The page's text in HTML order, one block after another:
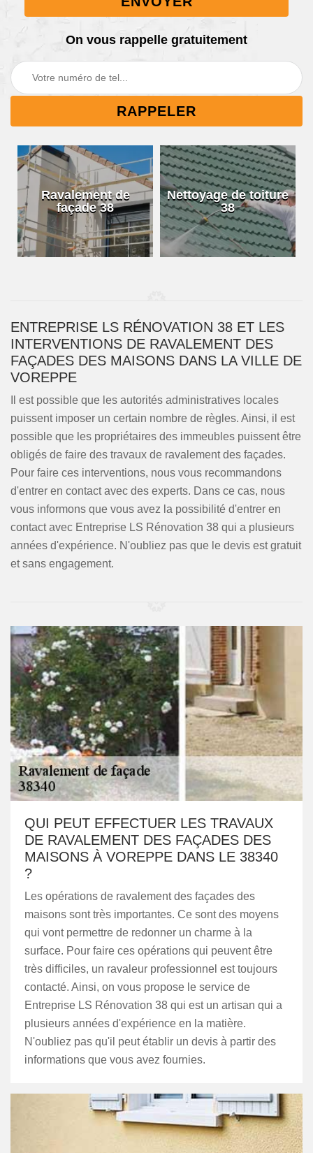
On vous rappelle gratuitement
Ravalement de
façade 38
Nettoyage de toiture
38
ENTREPRISE LS RÉNOVATION 38 ET LES
INTERVENTIONS DE RAVALEMENT DES
FAÇADES DES MAISONS DANS LA VILLE DE
VOREPPE
Il est possible que les autorités administratives locales
puissent imposer un certain nombre de règles. Ainsi, il est
possible que les propriétaires des immeubles puissent être
obligés de faire des travaux de ravalement des façades.
Pour faire ces interventions, nous vous recommandons
d'entrer en contact avec des experts. Dans ce cas, nous
vous informons que vous avez la possibilité d'entrer en
contact avec Entreprise LS Rénovation 38 qui a plusieurs
années d'expérience. N'oubliez pas que le devis est gratuit
et sans engagement.
QUI PEUT EFFECTUER LES TRAVAUX
DE RAVALEMENT DES FAÇADES DES
MAISONS À VOREPPE DANS LE 38340
?
Les opérations de ravalement des façades des
maisons sont très importantes. Ce sont des moyens
qui vont permettre de redonner un charme à la
surface. Pour faire ces opérations qui peuvent être
très difficiles, un ravaleur professionnel est toujours
contacté. Ainsi, on vous propose le service de
Entreprise LS Rénovation 38 qui est un artisan qui a
plusieurs années d'expérience en la matière.
N'oubliez pas qu'il peut établir un devis à partir des
informations que vous avez fournies.